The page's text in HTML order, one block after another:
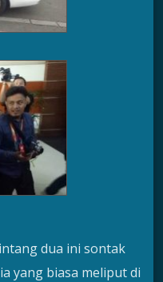
dua ini sontak
yang biasa meliput di